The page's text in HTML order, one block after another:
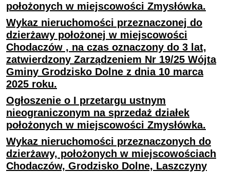
położonych w miejscowości Zmysłówka.
Wykaz nieruchomości przeznaczonej do
dzierżawy położonej w miejscowości
Chodaczów , na czas oznaczony do 3 lat,
zatwierdzony Zarządzeniem Nr 19/25 Wójta
Gminy Grodzisko Dolne z dnia 10 marca
2025 roku.
Ogłoszenie o I przetargu ustnym
nieograniczonym na sprzedaż działek
położonych w miejscowości Zmysłówka.
Wykaz nieruchomości przeznaczonych do
dzierżawy, położonych w miejscowościach
Chodaczów, Grodzisko Dolne, Laszczyny